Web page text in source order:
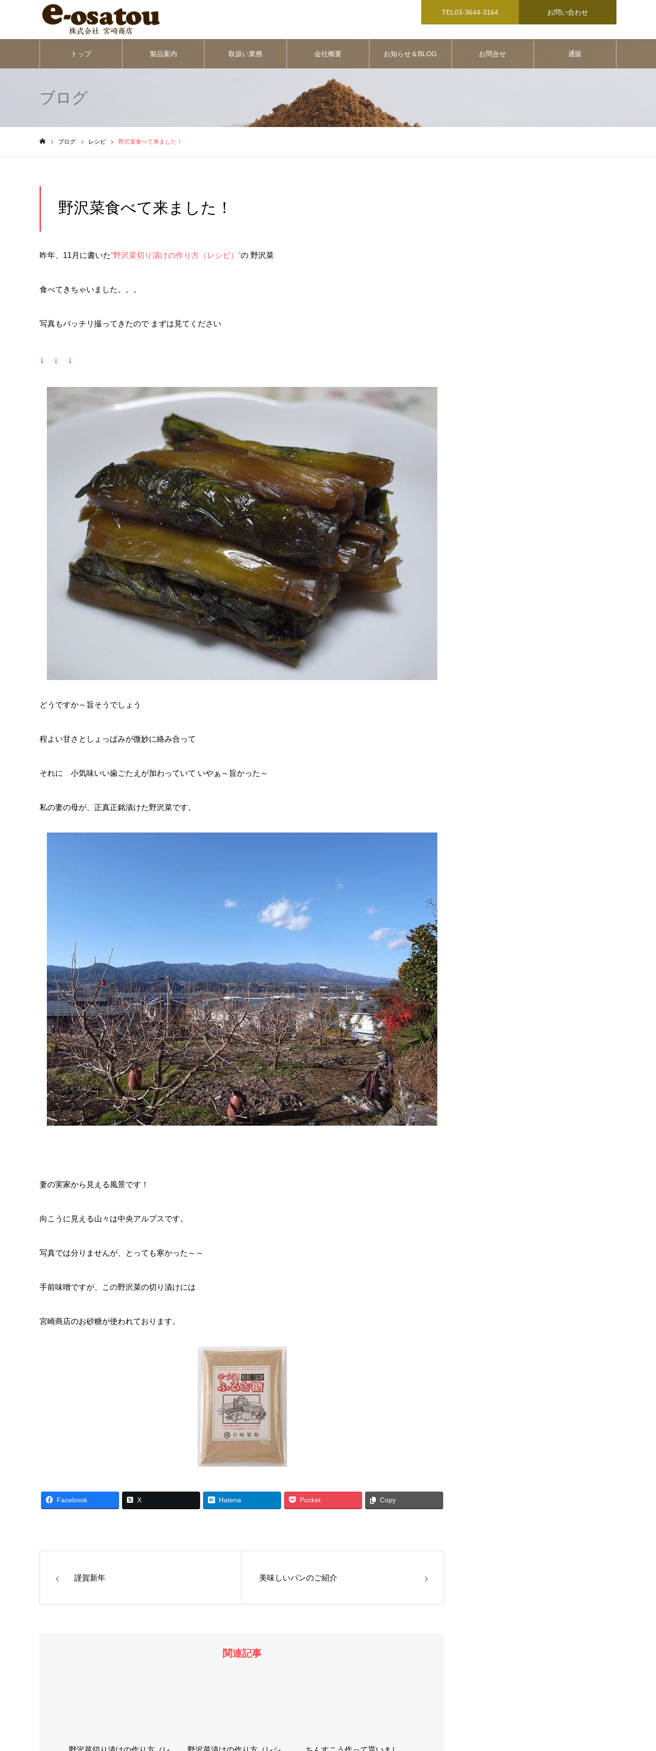
TEL03-3644-3164 お問い合わせ
トップ 製品案内 取扱い業務 会社概要 お知らせ＆BLOG お問合せ 通販
ブログ
ブログ レシピ 野沢菜食べて来ました！
野沢菜食べて来ました！
昨年、11月に書いた“野沢菜切り漬けの作り方（レシピ）”の 野沢菜
食べてきちゃいました。。。
写真もバッチリ撮ってきたので まずは見てください
↓ ↓ ↓
どうですか～旨そうでしょう
程よい甘さとしょっぱみが微妙に絡み合って
それに 小気味いい歯ごたえが加わっていて いやぁ～旨かった～
私の妻の母が、正真正銘漬けた野沢菜です。
妻の実家から見える風景です！
向こうに見える山々は中央アルプスです。
写真では分りませんが、とっても寒かった～～
手前味噌ですが、この野沢菜の切り漬けには
宮崎商店のお砂糖が使われております。
Facebook X Hatena Pocket Copy
謹賀新年 美味しいパンのご紹介
関連記事